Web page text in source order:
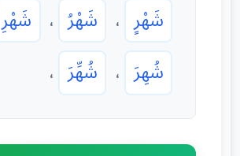
شَهْرٍ ، شَهْرُ ، شَهْرِ
شُهِرَ ، شُهِّرَ ،